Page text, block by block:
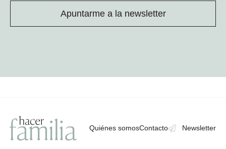
Apuntarme a la newsletter
Quiénes somosContacto Newsletter